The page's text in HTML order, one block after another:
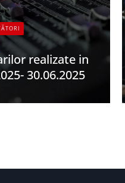
realizate in
30.06.2025